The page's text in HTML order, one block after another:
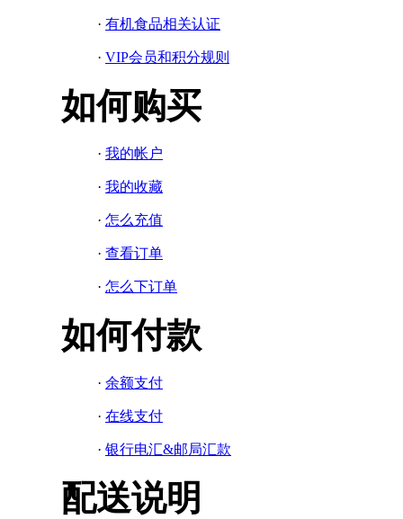
· 有机食品相关认证
· VIP会员和积分规则
如何购买
· 我的帐户
· 我的收藏
· 怎么充值
· 查看订单
· 怎么下订单
如何付款
· 余额支付
· 在线支付
· 银行电汇&邮局汇款
配送说明